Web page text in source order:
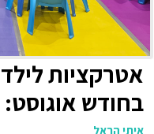
אטרקציות
איתי הראל